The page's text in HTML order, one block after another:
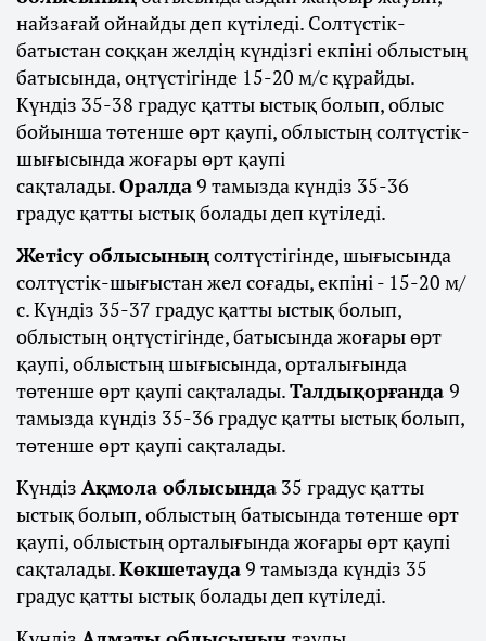
найзағай ойнайды деп күтіледі. Солтүстік-
батыстан соққан желдің күндізгі екпіні облыстың
батысында, оңтүстігінде 15-20 м/с құрайды.
Күндіз 35-38 градус қатты ыстық болып, облыс
бойынша төтенше өрт қаупі, облыстың солтүстік-
шығысында жоғары өрт қаупі
сақталады.Оралда9 тамызда күндіз 35-36
градус қатты ыстық болады деп күтіледі.
Жетісу облысыныңсолтүстігінде, шығысында
солтүстік-шығыстан жел соғады, екпіні - 15-20 м/
с. Күндіз 35-37 градус қатты ыстық болып,
облыстың оңтүстігінде, батысында жоғары өрт
қаупі, облыстың шығысында, орталығында
төтенше өрт қаупі сақталады.Талдықорғанда 9
тамызда күндіз 35-36 градус қатты ыстық болып,
төтенше өрт қаупі сақталады.
Күндіз Ақмола облысында 35 градус қатты
ыстық болып, облыстың батысында төтенше өрт
қаупі, облыстың орталығында жоғары өрт қаупі
сақталады.Көкшетауда9 тамызда күндіз 35
градус қатты ыстық болады деп күтіледі.